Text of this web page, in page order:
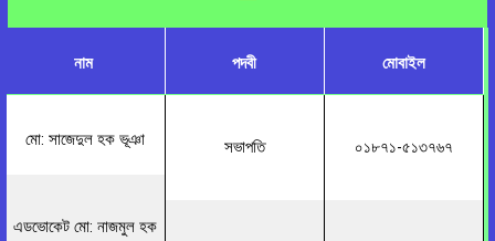
নাম
মো: সাজেদুল হক ভূঞা
এডভোকেট মো: নাজমুল হক
পদবী
সভাপতি
মোবাইল
০১৮৭১-৫১৩৭৬৭